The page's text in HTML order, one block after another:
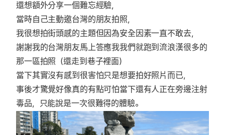
還想額外分享一個難忘經驗，
當時自己主動邀台灣的朋友拍照，
我很想拍街頭感的主題但因為安全因素一直不敢去，
謝謝我的台灣朋友馬上答應我我們就跑到流浪漢很多的
那一區拍照（還走到巷子裡面）
當下其實沒有感到很害怕只是想要拍好照片而已，
事後才驚覺好像真的有點可怕當下還有人正在旁邊注射
毒品，只能說是一次很難得的體驗。